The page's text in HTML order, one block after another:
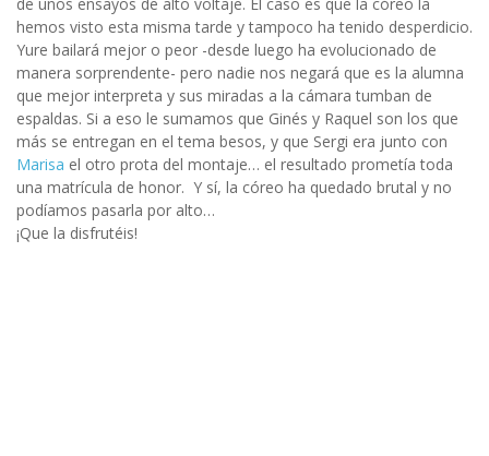
hemos visto esta misma tarde y tampoco ha tenido desperdicio.
Yure bailará mejor o peor -desde luego ha evolucionado de
manera sorprendente- pero nadie nos negará que es la alumna
que mejor interpreta y sus miradas a la cámara tumban de
espaldas. Si a eso le sumamos que Ginés y Raquel son los que
más se entregan en el tema besos, y que Sergi era junto con
Marisa el otro prota del montaje… el resultado prometía toda
una matrícula de honor. Y sí, la córeo ha quedado brutal y no
podíamos pasarla por alto…
¡Que la disfrutéis!